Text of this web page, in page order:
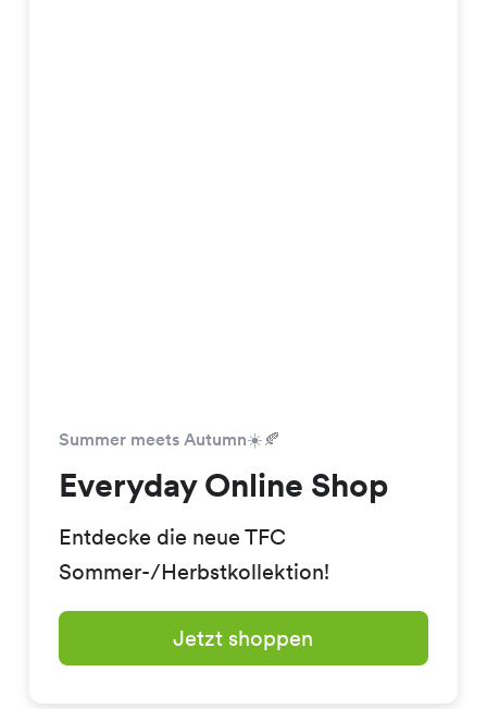
Summer meets Autumn☀️🍂
Everyday Online Shop
Entdecke die neue TFC
Sommer-/Herbstkollektion!
Jetzt shoppen